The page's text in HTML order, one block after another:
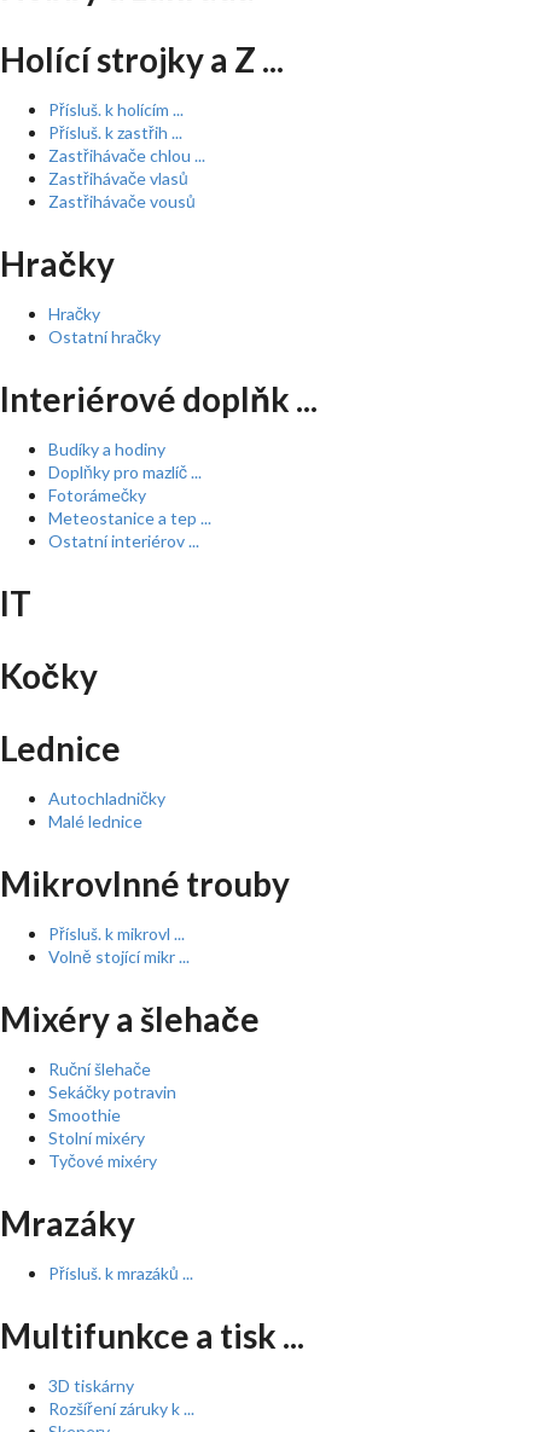
Holící strojky a Z ...
Přísluš. k holícím ...
Přísluš. k zastřih ...
Zastřihávače chlou ...
Zastřihávače vlasů
Zastřihávače vousů
Hračky
Hračky
Ostatní hračky
Interiérové doplňk ...
Budíky a hodiny
Doplňky pro mazlíč ...
Fotorámečky
Meteostanice a tep ...
Ostatní interiérov ...
IT
Kočky
Lednice
Autochladničky
Malé lednice
Mikrovlnné trouby
Přísluš. k mikrovl ...
Volně stojící mikr ...
Mixéry a šlehače
Ruční šlehače
Sekáčky potravin
Smoothie
Stolní mixéry
Tyčové mixéry
Mrazáky
Přísluš. k mrazáků ...
Multifunkce a tisk ...
3D tiskárny
Rozšíření záruky k ...